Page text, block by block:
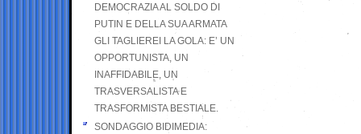
DEMOCRAZIA AL SOLDO DI
PUTIN E DELLA SUA ARMATA
GLI TAGLIEREI LA GOLA: E’ UN
OPPORTUNISTA, UN
INAFFIDABILE, UN
TRASVERSALISTA E
TRASFORMISTA BESTIALE.
SONDAGGIO BIDIMEDIA: